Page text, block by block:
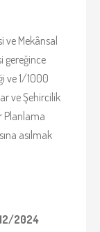
ve Mekânsal
gereğince
ve 1/1000
ve Şehircilik
Planlama
asılmak
2024